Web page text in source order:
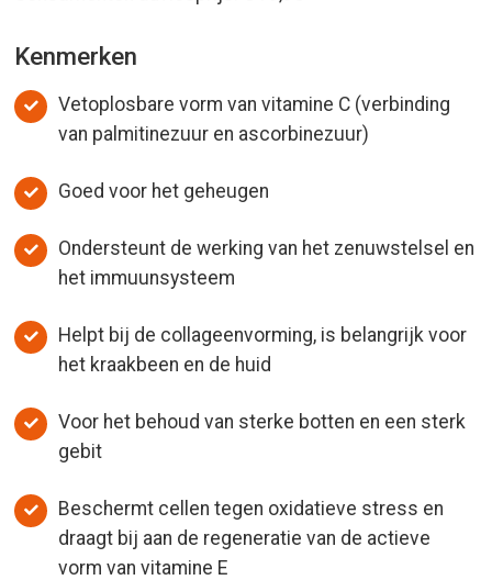
Kenmerken
Vetoplosbare vorm van vitamine C (verbinding
van palmitinezuur en ascorbinezuur)
Goed voor het geheugen
Ondersteunt de werking van het zenuwstelsel en
het immuunsysteem
Helpt bij de collageenvorming, is belangrijk voor
het kraakbeen en de huid
Voor het behoud van sterke botten en een sterk
gebit
Beschermt cellen tegen oxidatieve stress en
draagt bij aan de regeneratie van de actieve
vorm van vitamine E